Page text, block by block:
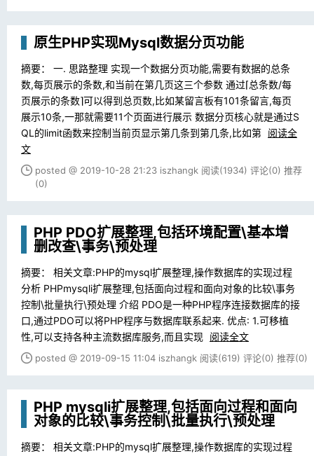
原生PHP实现Mysql数据分页功能
摘要： 一. 思路整理 实现一个数据分页功能,需要有数据的总条
数,每页展示的条数,和当前在第几页这三个参数 通过⌈总条数/每
页展示的条数⌉可以得到总页数,比如某留言板有101条留言,每页
展示10条,一那就需要11个页面进行展示 数据分页核心就是通过S
QL的limit函数来控制当前页显示第几条到第几条,比如第 阅读全
文
posted @ 2019-10-28 21:23 iszhangk 阅读(1934) 评论(0) 推荐
(0)
PHP PDO扩展整理,包括环境配置\基本增
删改查\事务\预处理
摘要： 相关文章:PHP的mysql扩展整理,操作数据库的实现过程
分析 PHPmysqli扩展整理,包括面向过程和面向对象的比较\事务
控制\批量执行\预处理 介绍 PDO是一种PHP程序连接数据库的接
口,通过PDO可以将PHP程序与数据库联系起来. 优点: 1.可移植
性,可以支持各种主流数据库服务,而且实现 阅读全文
posted @ 2019-09-15 11:04 iszhangk 阅读(619) 评论(0) 推荐(0)
PHP mysqli扩展整理,包括面向过程和面向
对象的比较\事务控制\批量执行\预处理
摘要： 相关文章:PHP的mysql扩展整理,操作数据库的实现过程